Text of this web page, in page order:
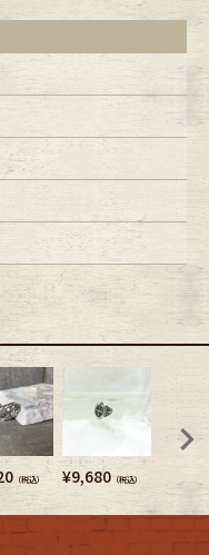
（税込） ¥9,680 （税込）